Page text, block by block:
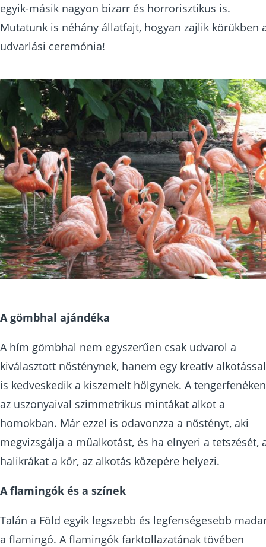
egyik-másik nagyon bizarr és horrorisztikus is.
Mutatunk is néhány állatfajt, hogyan zajlik körükben
udvarlási ceremónia!
A gömbhal ajándéka
A hím gömbhal nem egyszerűen csak udvarol a
kiválasztott nősténynek, hanem egy kreatív alkotással
is kedveskedik a kiszemelt hölgynek. A tengerfenéken
az uszonyaival szimmetrikus mintákat alkot a
homokban. Már ezzel is odavonzza a nőstényt, aki
megvizsgálja a műalkotást, és ha elnyeri a tetszését,
halikrákat a kör, az alkotás közepére helyezi.
A flamingók és a színek
Talán a Föld egyik legszebb és legfenségesebb
a flamingó. A flamingók farktollazatának tövében